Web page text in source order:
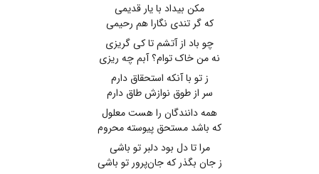
مکن بیداد با یار قدیمی
که گر تندی نگارا هم رحیمی
چو باد از آتشم تا کی گریزی
نه من خاک توام؟ آبم چه ریزی
ز تو با آنکه استحقاق دارم
سر از طوق نوازش طاق دارم
همه دانندگان را هست معلول
که باشد مستحق پیوسته محروم
مرا تا دل بود دلبر تو باشی
ز جان بگذر که جان‌پرور تو باشی